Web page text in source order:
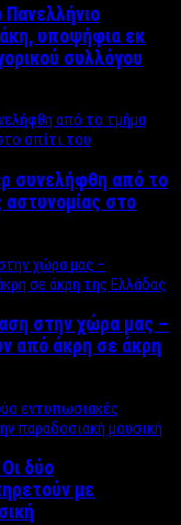
Πανελλήνιο
υποψήφια εκ
συλλόγου
συνελήφθη από το
στο
στην χώρα μας –
από άκρη σε άκρη
δύο
με